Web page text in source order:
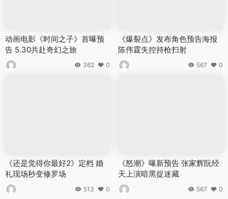
动画电影《时间之子》首曝预
告 5.30共赴奇幻之旅
362 0
《爆裂点》发布角色预告海报
陈伟霆失控持枪扫射
567 0
《还是觉得你最好2》定档 婚
礼现场秒变修罗场
513 0
《怒潮》曝新预告 张家辉阮经
天上演暗黑捉迷藏
567 0